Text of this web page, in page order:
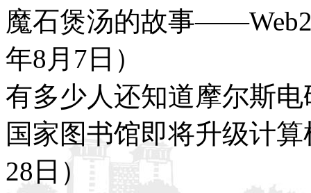
魔石煲汤的故事
年8月7日）
有多少人还知道摩尔斯
国家图书馆即将升级计
28日）